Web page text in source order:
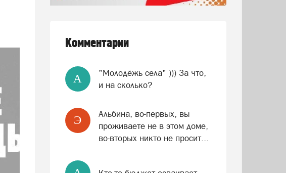
Комментарии
A
"Молодёжь села" ))) За что,
и на сколько?
Э
Альбина, во-первых, вы
проживаете не в этом доме,
во-вторых никто не просит...